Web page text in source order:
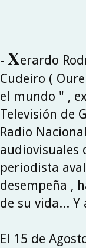
- Xerardo
Cudeiro (
el mundo " ,
Televisión de
Radio
audiovisuales
periodista
desempeña ,
de su vida... Y
El 15 de